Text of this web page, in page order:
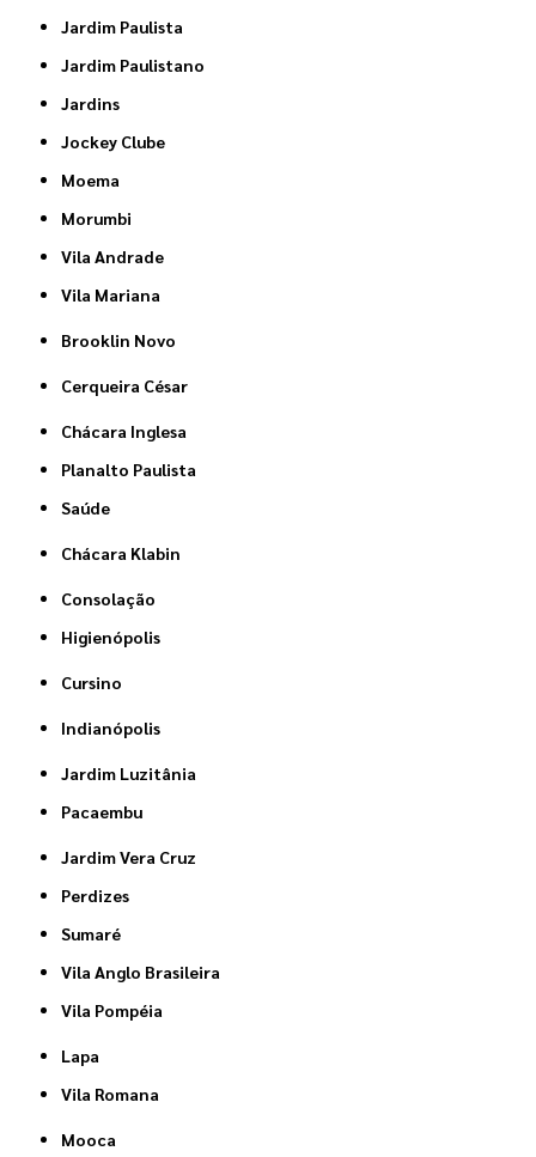
Jardim Paulista
Jardim Paulistano
Jardins
Jockey Clube
Moema
Morumbi
Vila Andrade
Vila Mariana
Brooklin Novo
Cerqueira César
Chácara Inglesa
Planalto Paulista
Saúde
Chácara Klabin
Consolação
Higienópolis
Cursino
Indianópolis
Jardim Luzitânia
Pacaembu
Jardim Vera Cruz
Perdizes
Sumaré
Vila Anglo Brasileira
Vila Pompéia
Lapa
Vila Romana
Mooca